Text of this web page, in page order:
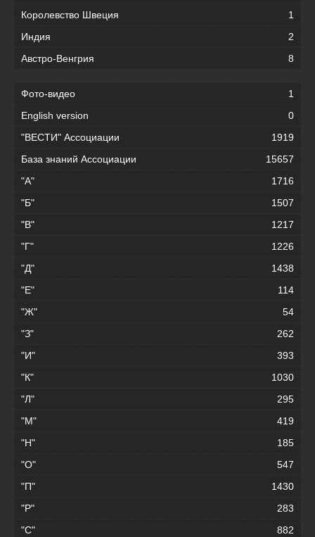
Королевство Швеция
1
Индия
2
Австро-Венгрия
8
Фото-видео
1
English version
0
"ВЕСТИ" Ассоциации
1919
База знаний Ассоциации
15657
"А"
1716
"Б"
1507
"В"
1217
"Г"
1226
"Д"
1438
"Е"
114
"Ж"
54
"З"
262
"И"
393
"К"
1030
"Л"
295
"М"
419
"Н"
185
"О"
547
"П"
1430
"Р"
283
"С"
882